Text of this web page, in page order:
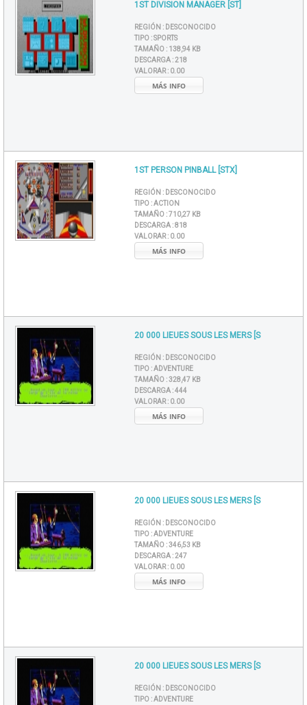
1ST DIVISION MANAGER [ST]
REGIÓN : DESCONOCIDO
TIPO :SPORTS
TAMAÑO : 138,94 KB
DESCARGA :218
VALORAR : 0.00
MÁS INFO
1ST PERSON PINBALL [STX]
REGIÓN : DESCONOCIDO
TIPO :ACTION
TAMAÑO :710,27 KB
DESCARGA :818
VALORAR : 0.00
MÁS INFO
20 000 LIEUES SOUS LES MERS [S
REGIÓN : DESCONOCIDO
TIPO :ADVENTURE
TAMAÑO :328,47 KB
DESCARGA :444
VALORAR : 0.00
MÁS INFO
20 000 LIEUES SOUS LES MERS [S
REGIÓN : DESCONOCIDO
TIPO :ADVENTURE
TAMAÑO :346,53 KB
DESCARGA :247
VALORAR : 0.00
MÁS INFO
20 000 LIEUES SOUS LES MERS [S
REGIÓN : DESCONOCIDO
TIPO :ADVENTURE